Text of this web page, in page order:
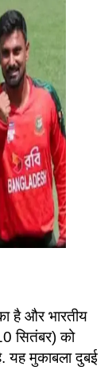
है और भारतीय
सितंबर) को
यह मुकाबला दुबई